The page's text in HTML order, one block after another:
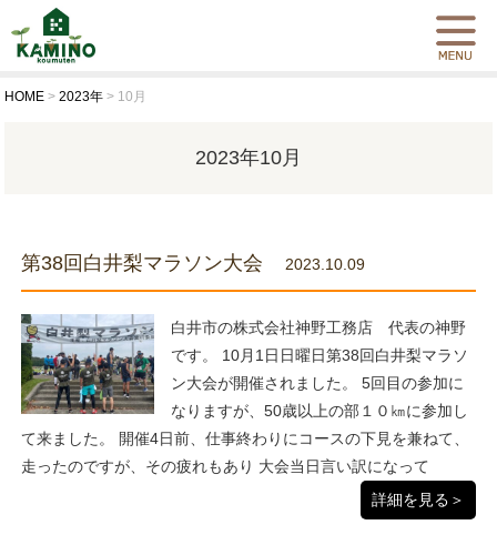
HOME >2023年 > 10月
2023年10月
第38回白井梨マラソン大会 2023.10.09
白井市の株式会社神野工務店 代表の神野
です。 10月1日日曜日第38回白井梨マラソ
ン大会が開催されました。 5回目の参加に
なりますが、50歳以上の部１０㎞に参加し
て来ました。 開催4日前、仕事終わりにコースの下見を兼ねて、
走ったのですが、その疲れもあり 大会当日言い訳になって
詳細を見る＞